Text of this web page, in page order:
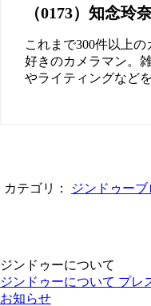
（0173） 知念玲
これまで300件以上
好きのカメラマン。
やライティングなど
カテゴリ： ジンドゥーブ
ジンドゥーについて
ジンドゥーについて プレ
お知らせ